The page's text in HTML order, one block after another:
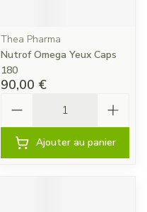
Thea Pharma
Nutrof Omega Yeux Caps
180
90,00 €
Ajouter au panier